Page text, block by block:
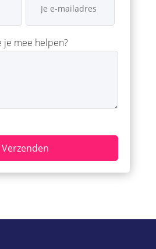
je mee helpen?